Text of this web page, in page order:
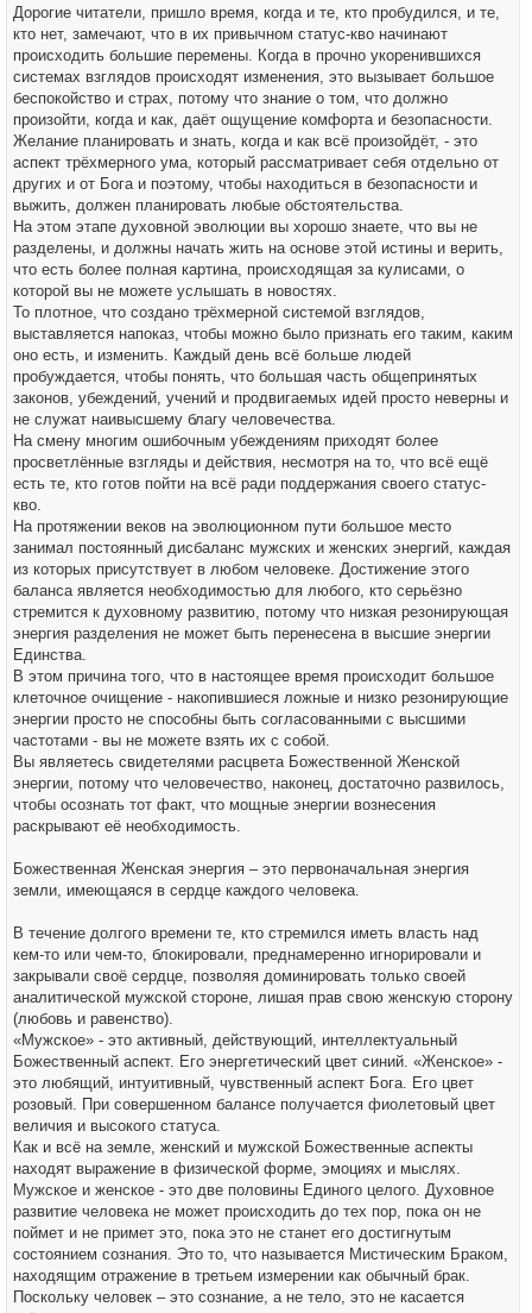
Дорогие читатели, пришло время, когда и те, кто пробудился, и те,
кто нет, замечают, что в их привычном статус-кво начинают
происходить большие перемены. Когда в прочно укоренившихся
системах взглядов происходят изменения, это вызывает большое
беспокойство и страх, потому что знание о том, что должно
произойти, когда и как, даёт ощущение комфорта и безопасности.
Желание планировать и знать, когда и как всё произойдёт, - это
аспект трёхмерного ума, который рассматривает себя отдельно от
других и от Бога и поэтому, чтобы находиться в безопасности и
выжить, должен планировать любые обстоятельства.
На этом этапе духовной эволюции вы хорошо знаете, что вы не
разделены, и должны начать жить на основе этой истины и верить,
что есть более полная картина, происходящая за кулисами, о
которой вы не можете услышать в новостях.
То плотное, что создано трёхмерной системой взглядов,
выставляется напоказ, чтобы можно было признать его таким, каким
оно есть, и изменить. Каждый день всё больше людей
пробуждается, чтобы понять, что большая часть общепринятых
законов, убеждений, учений и продвигаемых идей просто неверны и
не служат наивысшему благу человечества.
На смену многим ошибочным убеждениям приходят более
просветлённые взгляды и действия, несмотря на то, что всё ещё
есть те, кто готов пойти на всё ради поддержания своего статус-
кво.
На протяжении веков на эволюционном пути большое место
занимал постоянный дисбаланс мужских и женских энергий, каждая
из которых присутствует в любом человеке. Достижение этого
баланса является необходимостью для любого, кто серьёзно
стремится к духовному развитию, потому что низкая резонирующая
энергия разделения не может быть перенесена в высшие энергии
Единства.
В этом причина того, что в настоящее время происходит большое
клеточное очищение - накопившиеся ложные и низко резонирующие
энергии просто не способны быть согласованными с высшими
частотами - вы не можете взять их с собой.
Вы являетесь свидетелями расцвета Божественной Женской
энергии, потому что человечество, наконец, достаточно развилось,
чтобы осознать тот факт, что мощные энергии вознесения
раскрывают её необходимость.
Божественная Женская энергия – это первоначальная энергия
земли, имеющаяся в сердце каждого человека.
В течение долгого времени те, кто стремился иметь власть над
кем-то или чем-то, блокировали, преднамеренно игнорировали и
закрывали своё сердце, позволяя доминировать только своей
аналитической мужской стороне, лишая прав свою женскую сторону
(любовь и равенство).
«Мужское» - это активный, действующий, интеллектуальный
Божественный аспект. Его энергетический цвет синий. «Женское» -
это любящий, интуитивный, чувственный аспект Бога. Его цвет
розовый. При совершенном балансе получается фиолетовый цвет
величия и высокого статуса.
Как и всё на земле, женский и мужской Божественные аспекты
находят выражение в физической форме, эмоциях и мыслях.
Мужское и женское - это две половины Единого целого. Духовное
развитие человека не может происходить до тех пор, пока он не
поймет и не примет это, пока это не станет его достигнутым
состоянием сознания. Это то, что называется Мистическим Браком,
находящим отражение в третьем измерении как обычный брак.
Поскольку человек – это сознание, а не тело, это не касается